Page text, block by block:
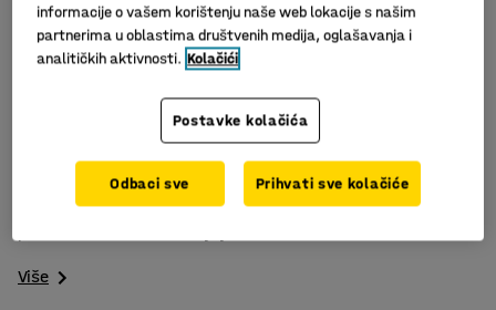
Veliki izbor dodataka
Podesive police
Dodatna sekcija za MIX sustav regala. Isporučuje se s
Više
informacije o vašem korištenju naše web lokacije s našim
partnerima u oblastima društvenih medija, oglašavanja i
analitičkih aktivnosti. Kolačići
Postavke kolačića
Odbaci sve Prihvati sve kolačiće